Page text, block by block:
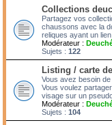
Collections
Partagez vos
chaussons avec la
reliques ayant un
Modérateur :
Sujets : 122
Listing / carte
Vous avez besoin
Vous voulez
visage sur un
Modérateur :
Sujets : 104